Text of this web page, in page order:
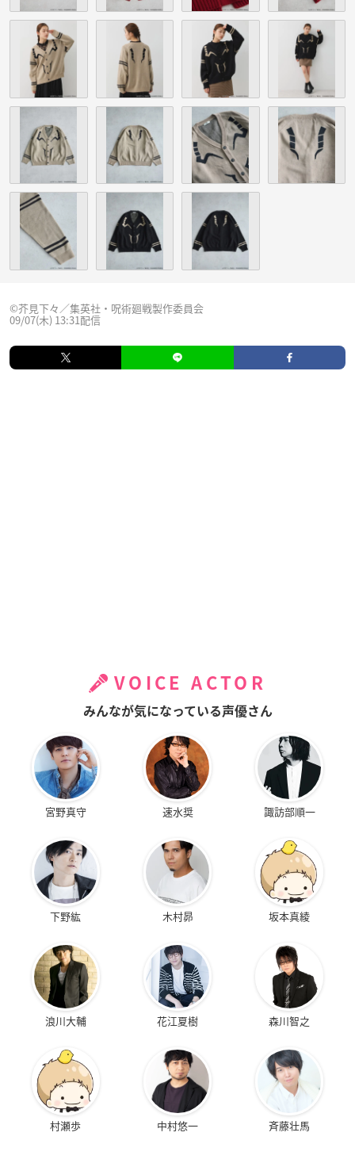
©芥見下々／集英社・呪術廻戦製作委員会
09/07(木) 13:31配信
VOICE ACTOR
みんなが気になっている声優さん
宮野真守 速水奨 諏訪部順一
下野紘 木村昴 坂本真綾
浪川大輔 花江夏樹 森川智之
村瀬歩 中村悠一 斉藤壮馬